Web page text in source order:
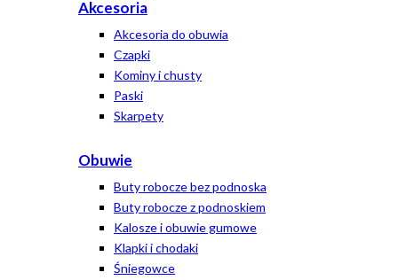
Akcesoria
Akcesoria do obuwia
Czapki
Kominy i chusty
Paski
Skarpety
Obuwie
Buty robocze bez podnoska
Buty robocze z podnoskiem
Kalosze i obuwie gumowe
Klapki i chodaki
Śniegowce